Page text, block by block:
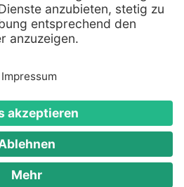
und Logos sind eingetragene
jeweiligen Hersteller.
Toys for Fun GmbH - Alle
vorbehalten